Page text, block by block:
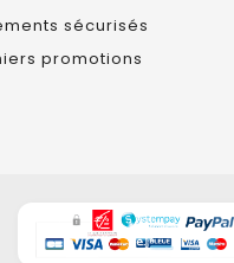
sécurisés
promotions